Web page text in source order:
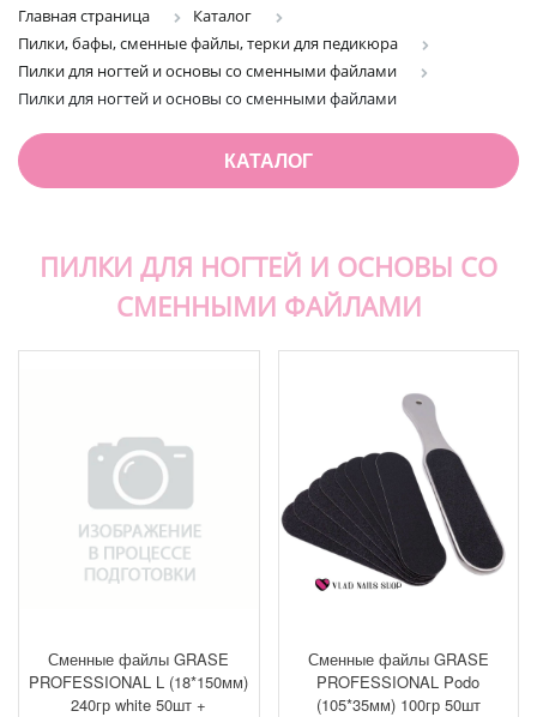
Главная страница
Каталог
Пилки, бафы, сменные файлы, терки для педикюра
Пилки для ногтей и основы со сменными файлами
Пилки для ногтей и основы со сменными файлами
КАТАЛОГ
ПИЛКИ ДЛЯ НОГТЕЙ И ОСНОВЫ СО
СМЕННЫМИ ФАЙЛАМИ
Сменные файлы GRASE
PROFESSIONAL L (18*150мм)
240гр white 50шт +
Сменные файлы GRASE
PROFESSIONAL Podo
(105*35мм) 100гр 50шт